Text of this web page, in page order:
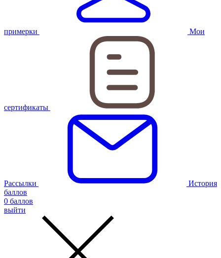
примерки Мои
сертификаты
Рассылки
История
баллов
0 баллов
выйти